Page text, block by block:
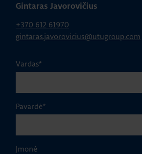
Gintaras Javorovičius
+370 612 61970
gintaras.javorovicius@utugroup.com
Vardas*
Pavardė*
Įmonė